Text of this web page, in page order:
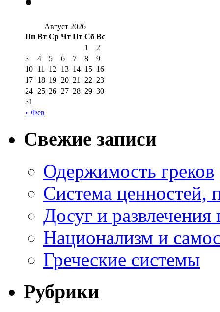
Август 2026
Пн Вт Ср Чт Пт Сб Вс
« Фев
1
2
3
4 5 6 7 8
9
10 11 12 13 14 15 16
17 18 19 20 21 22 23
24 25 26 27 28 29 30
31
Свежие записи
Одержимость греков
Система ценностей,
Досуг и развлечения
Национализм и
Греческие системы
Рубрики